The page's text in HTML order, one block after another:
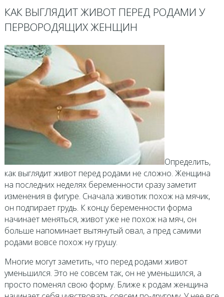
КАК ВЫГЛЯДИТ ЖИВОТ ПЕРЕД РОДАМИ У
ПЕРВОРОДЯЩИХ ЖЕНЩИН
Определить,
как выглядит живот перед родами не сложно. Женщина
на последних неделях беременности сразу заметит
изменения в фигуре. Сначала животик похож на мячик,
он подпирает грудь. К концу беременности форма
начинает меняться, живот уже не похож на мяч, он
больше напоминает вытянутый овал, а пред самими
родами вовсе похож ну грушу.
Многие могут заметить, что перед родами живот
уменьшился. Это не совсем так, он не уменьшился, а
просто поменял свою форму. Ближе к родам женщина